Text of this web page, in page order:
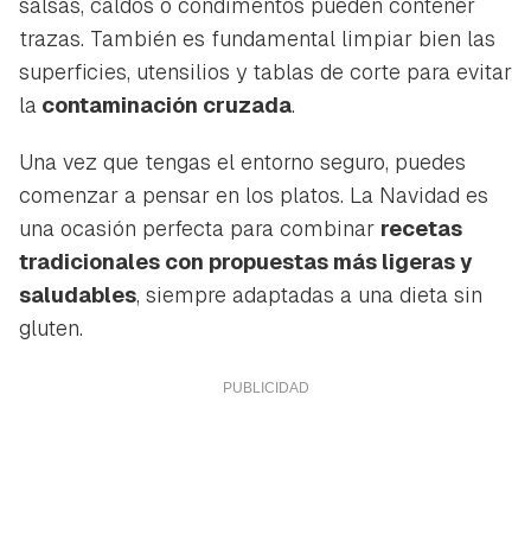
trazas. También es fundamental limpiar bien las
superficies, utensilios y tablas de corte para evitar
la contaminación cruzada.
Una vez que tengas el entorno seguro, puedes
comenzar a pensar en los platos. La Navidad es
una ocasión perfecta para combinar recetas
tradicionales con propuestas más ligeras y
saludables, siempre adaptadas a una dieta sin
gluten.